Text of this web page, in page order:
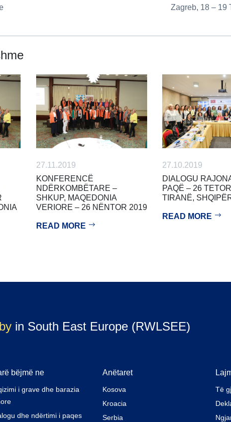
Zagreb, 18 – 19
27.11.2019
KONFERENCË
NDËRKOMBËTARE –
SHKUP, MAQEDONIA
VERIORE – 26 NËNTOR 2019
READ MORE
27.10.2019
DIALOGU
PAQË – 26
TIRANË,
READ MORE
in South East Europe (RWLSEE)
bëjmë ne
i grave dhe barazia
dhe ndërtimi i paqes
Anëtaret
Kosova
Kroacia
Serbia
Të